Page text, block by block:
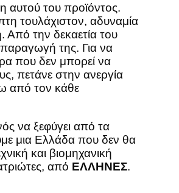
αυτού του προϊόντος.
τουλάχιστον, αδυναμία
. Από την δεκαετία του
της. Για να
που δεν μπορεί να
πετάνε στην ανεργία
από τον κάθε
να ξεφύγει από τα
μια Ελλάδα που δεν θα
και βιομηχανική
από ΕΛΛΗΝΕΣ.